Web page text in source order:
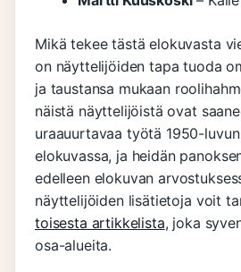
Mikä tekee tästä elokuvasta
on näyttelijöiden tapa tuoda
ja taustansa mukaan
näistä näyttelijöistä ovat
uraauurtavaa työtä 1950-
elokuvassa, ja heidän
edelleen elokuvan
näyttelijöiden lisätietoja voit
toisesta artikkelista, joka
osa-alueita.